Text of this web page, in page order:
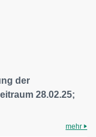
der
28.02.25;
mehr